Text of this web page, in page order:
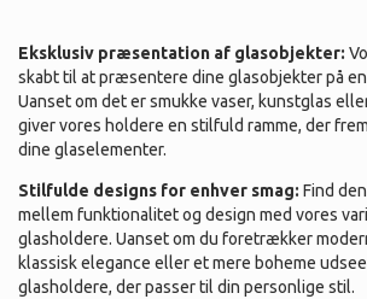
Eksklusiv præsentation af glasobjekter:
skabt til at præsentere dine glasobjekter på
Uanset om det er smukke vaser, kunstglas
giver vores holdere en stilfuld ramme, der
dine glaselementer.
Stilfulde designs for enhver smag: Find
mellem funktionalitet og design med vores
glasholdere. Uanset om du foretrækker
klassisk elegance eller et mere boheme
glasholdere, der passer til din personlige stil.